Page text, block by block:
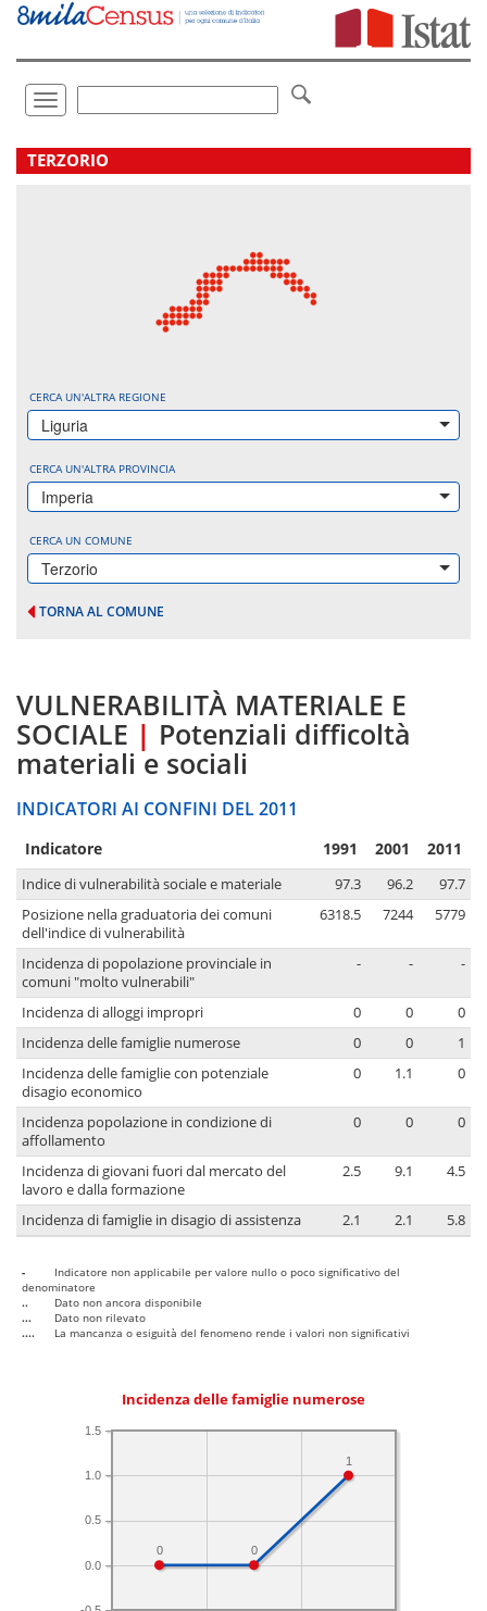
Vai
direttamente
Toggle
navigation
.
TERZORIO
CERCA UN'ALTRA REGIONE
Liguria
CERCA UN'ALTRA PROVINCIA
Imperia
CERCA UN COMUNE
Terzorio
TORNA AL COMUNE
VULNERABILITÀ MATERIALE E
SOCIALE | Potenziali difficoltà
materiali e sociali
INDICATORI AI CONFINI DEL 2011
Indicatore 1991 2001 2011
Indice di vulnerabilità sociale e materiale 97.3 96.2
97.7
Posizione nella graduatoria dei comuni
dell'indice di vulnerabilità
6318.5 7244 5779
Incidenza di popolazione provinciale in
comuni "molto vulnerabili"
- - -
Incidenza di alloggi impropri 0 0
0
Incidenza delle famiglie numerose
0 0
1
Incidenza delle famiglie con potenziale
disagio economico
0 1.1 0
Incidenza popolazione in condizione di
affollamento
0 0 0
Incidenza di giovani fuori dal mercato del
lavoro e dalla formazione
2.5 9.1 4.5
Incidenza di famiglie in disagio di assistenza 2.1 2.1 5.8
-
Indicatore non applicabile per valore nullo o poco significativo del
denominatore
..
Dato non ancora disponibile
...
Dato non rilevato
....
La mancanza o esiguità del fenomeno rende i valori non significativi
Incidenza delle famiglie numerose
0.0
0.5
1.0
1.5
1
0
0